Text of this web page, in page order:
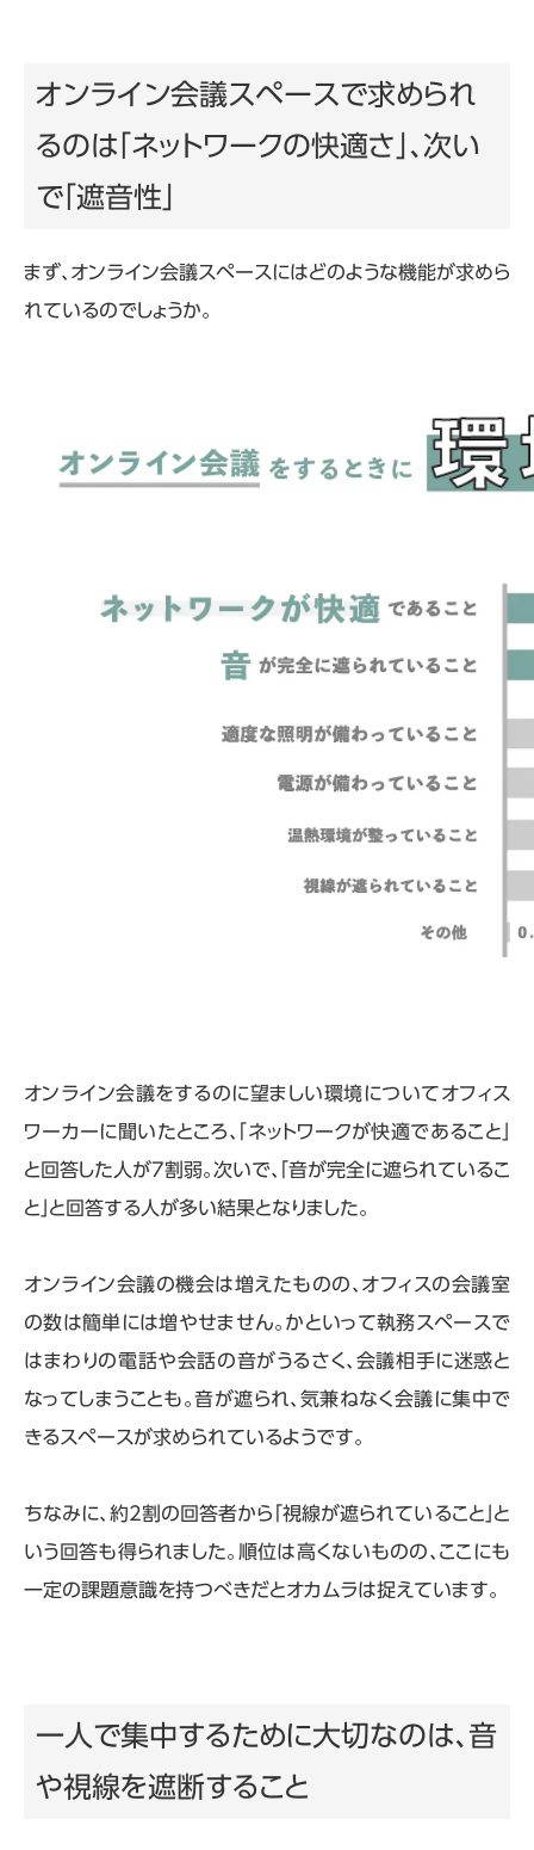
オンライン会議スペースで求められ
るのは「ネットワークの快適さ」、次い
で「遮音性」
まず、オンライン会議スペースにはどのような機能が求めら
れているのでしょうか。
オンライン会議をするのに望ましい環境についてオフィス
ワーカーに聞いたところ、「ネットワークが快適であること」
と回答した人が7割弱。次いで、「音が完全に遮られているこ
と」と回答する人が多い結果となりました。
オンライン会議の機会は増えたものの、オフィスの会議室
の数は簡単には増やせません。かといって執務スペースで
はまわりの電話や会話の音がうるさく、会議相手に迷惑と
なってしまうことも。音が遮られ、気兼ねなく会議に集中で
きるスペースが求められているようです。
ちなみに、約2割の回答者から「視線が遮られていること」と
いう回答も得られました。順位は高くないものの、ここにも
一定の課題意識を持つべきだとオカムラは捉えています。
一人で集中するために大切なのは、音
や視線を遮断すること